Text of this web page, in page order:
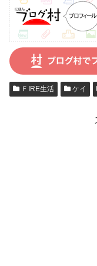
ＦIRE生活 ケイ